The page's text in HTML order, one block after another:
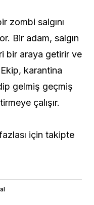
zombi salgını
Bir adam, salgın
bir araya getirir ve
karantina
gelmiş geçmiş
çalışır.
için takipte